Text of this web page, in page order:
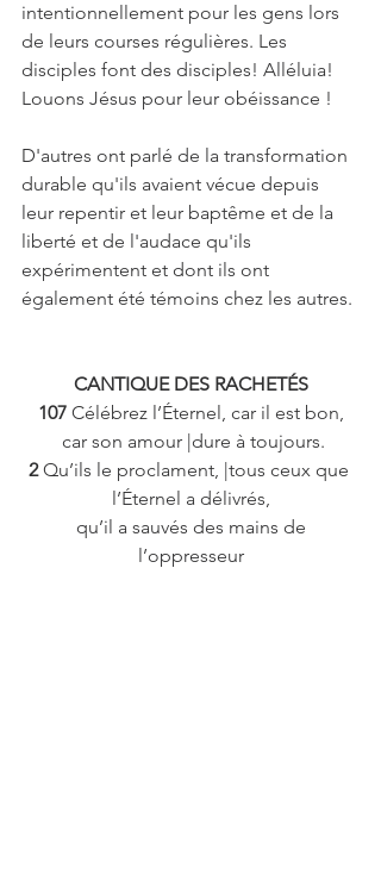
intentionnellement pour les gens lors
de leurs courses régulières. Les
disciples font des disciples! Alléluia!
Louons Jésus pour leur obéissance !
D'autres ont parlé de la transformation
durable qu'ils avaient vécue depuis
leur repentir et leur baptême et de la
liberté et de l'audace qu'ils
expérimentent et dont ils ont
également été témoins chez les autres.
CANTIQUE DES RACHETÉS
107 Célébrez l’Éternel, car il est bon,
car son amour |dure à toujours.
2 Qu’ils le proclament, |tous ceux que
l’Éternel a délivrés,
l’oppresseur